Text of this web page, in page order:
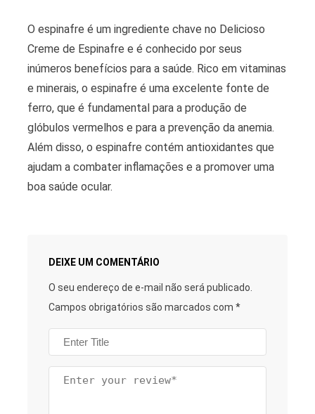
O espinafre é um ingrediente chave no Delicioso
Creme de Espinafre e é conhecido por seus
inúmeros benefícios para a saúde. Rico em vitaminas
e minerais, o espinafre é uma excelente fonte de
ferro, que é fundamental para a produção de
glóbulos vermelhos e para a prevenção da anemia.
Além disso, o espinafre contém antioxidantes que
ajudam a combater inflamações e a promover uma
boa saúde ocular.
DEIXE UM COMENTÁRIO
O seu endereço de e-mail não será publicado.
Campos obrigatórios são marcados com *